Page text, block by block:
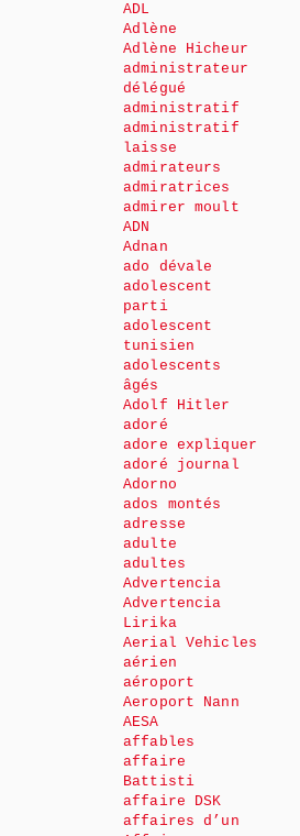
ADL
Adlène
Adlène Hicheur
administrateur
délégué
administratif
administratif
laisse
admirateurs
admiratrices
admirer moult
ADN
Adnan
ado dévale
adolescent
parti
adolescent
tunisien
adolescents
âgés
Adolf Hitler
adoré
adore expliquer
adoré journal
Adorno
ados montés
adresse
adulte
adultes
Advertencia
Advertencia
Lirika
Aerial Vehicles
aérien
aéroport
Aeroport Nann
AESA
affables
affaire
Battisti
affaire DSK
affaires d’un